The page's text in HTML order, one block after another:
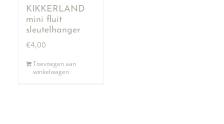
KIKKERLAND
mini fluit
sleutelhanger
€4,00
Toevoegen aan
winkelwagen